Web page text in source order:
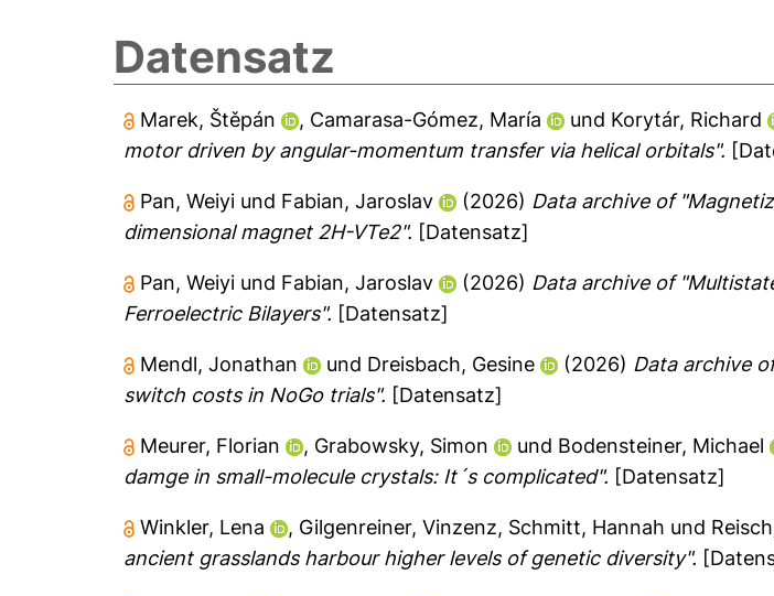
Datensatz
Marek, Štěpán , Camarasa-Gómez, María und Korytár, Richard
motor driven by angular-momentum transfer via helical orbitals".
Pan, Weiyi und Fabian, Jaroslav (2026) Data archive of
dimensional magnet 2H-VTe2". [Datensatz]
Pan, Weiyi und Fabian, Jaroslav (2026) Data archive of
Ferroelectric Bilayers". [Datensatz]
Mendl, Jonathan und Dreisbach, Gesine (2026) Data archive
switch costs in NoGo trials". [Datensatz]
Meurer, Florian , Grabowsky, Simon und Bodensteiner, Michael
damge in small-molecule crystals: It´s complicated". [Datensatz]
Winkler, Lena , Gilgenreiner, Vinzenz, Schmitt, Hannah und
ancient grasslands harbour higher levels of genetic diversity".